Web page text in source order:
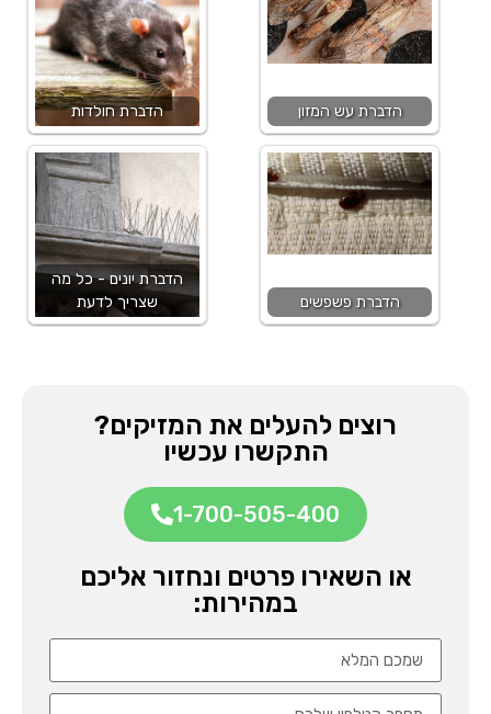
הדברת עש המזון
הדברת פשפשים
הדברת חולדות
הדברת יונים - כל מה
שצריך לדעת
רוצים להעלים את המזיקים?
התקשרו עכשיו
1-700-505-400
או השאירו פרטים ונחזור אליכם
במהירות: